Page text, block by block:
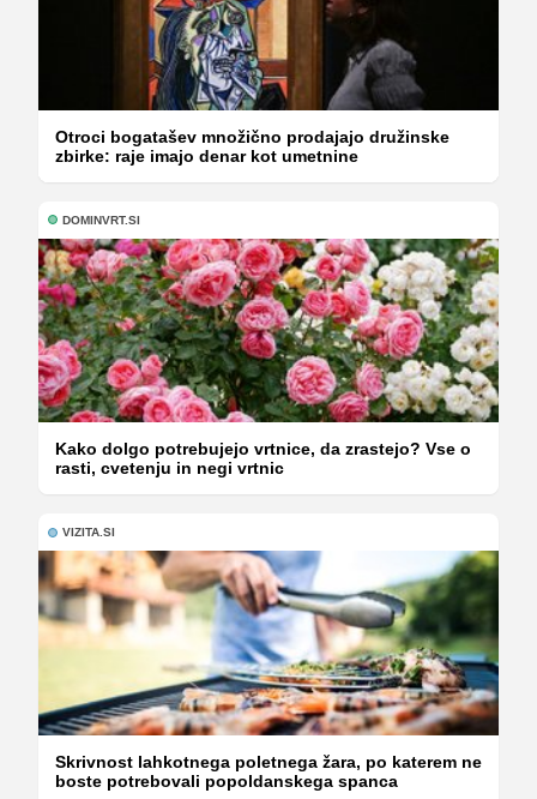
Otroci bogatašev množično prodajajo družinske
zbirke: raje imajo denar kot umetnine
DOMINVRT.SI
Kako dolgo potrebujejo vrtnice, da zrastejo? Vse o
rasti, cvetenju in negi vrtnic
VIZITA.SI
Skrivnost lahkotnega poletnega žara, po katerem ne
boste potrebovali popoldanskega spanca